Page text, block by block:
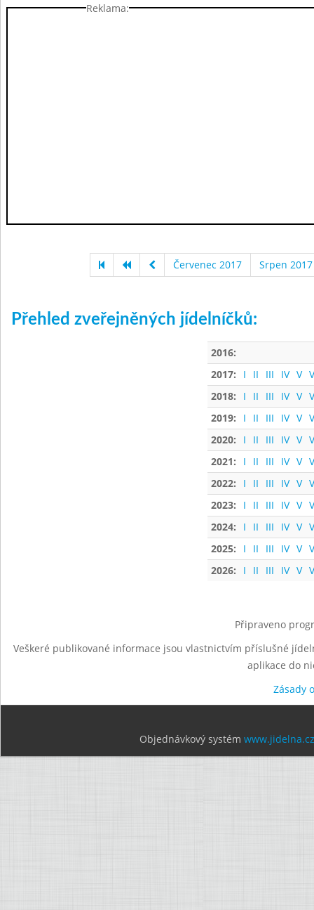
Reklama:
Červenec 2017 Srpen 2017
Přehled zveřejněných jídelníčků:
2016:
2017:
I II III IV V
2018:
I II III IV V
2019:
I II III IV V
2020:
I II III IV V
2021:
I II III IV V
2022:
I II III IV V
2023:
I II III IV V
2024:
I II III IV V
2025:
I II III IV V
2026:
I II III IV V
Připraveno
Veškeré publikované informace jsou vlastnictvím příslušné
aplikace do
Zásady
Objednávkový systém www.jidelna.cz